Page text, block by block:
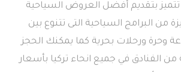
بتقديم أفضل العروض السياحية
من البرامج السياحية التى تتنوع بين
وحرة ورحلات بحرية كما يمكنك الحجز
الفنادق في جميع انحاء تركيا بأسعار